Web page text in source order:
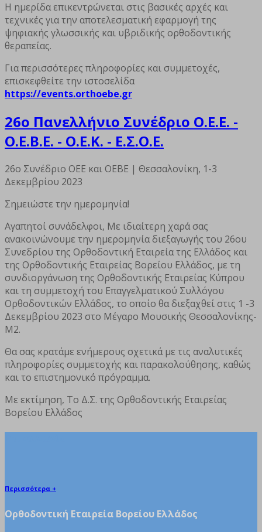
Η ημερίδα επικεντρώνεται στις βασικές αρχές και
τεχνικές για την αποτελεσματική εφαρμογή της
ψηφιακής γλωσσικής και υβριδικής ορθοδοντικής
θεραπείας.
Για περισσότερες πληροφορίες και συμμετοχές,
επισκεφθείτε την ιστοσελίδα
https://events.orthoebe.gr
26ο Πανελλήνιο Συνέδριο Ο.Ε.Ε. -
Ο.Ε.Β.Ε. - Ο.Ε.Κ. - Ε.Σ.Ο.Ε.
26o Συνέδριο ΟΕΕ και ΟΕΒΕ | Θεσσαλονίκη, 1-3
Δεκεμβρίου 2023
Σημειώστε την ημερομηνία!
Αγαπητοί συνάδελφοι, Με ιδιαίτερη χαρά σας
ανακοινώνουμε την ημερομηνία διεξαγωγής του 26ου
Συνεδρίου της Ορθοδοντική Εταιρεία της Ελλάδος και
της Ορθοδοντικής Εταιρείας Βορείου Ελλάδος, με τη
συνδιοργάνωση της Ορθοδοντικής Εταιρείας Κύπρου
και τη συμμετοχή του Επαγγελματικού Συλλόγου
Ορθοδοντικών Ελλάδος, το οποίο θα διεξαχθεί στις 1 -3
Δεκεμβρίου 2023 στο Μέγαρο Μουσικής Θεσσαλονίκης-
Μ2.
Θα σας κρατάμε ενήμερους σχετικά με τις αναλυτικές
πληροφορίες συμμετοχής και παρακολούθησης, καθώς
και το επιστημονικό πρόγραμμα.
Με εκτίμηση, Το Δ.Σ. της Ορθοδοντικής Εταιρείας
Βορείου Ελλάδος
Περισσότερα +
Ορθοδοντική Εταιρεία Βορείου Ελλάδος